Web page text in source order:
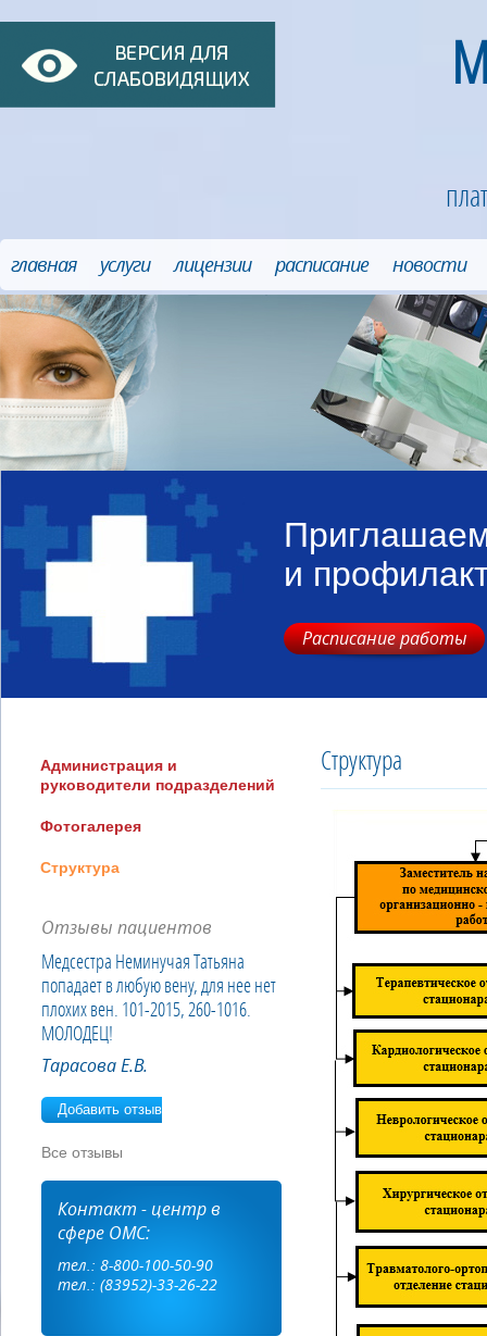
главная услуги лицензии расписание новости
и
Расписание работы
Администрация и
руководители подразделений
Фотогалерея
Структура
Отзывы пациентов
Медсестра Неминучая Татьяна
попадает в любую вену, для нее нет
плохих вен. 101-2015, 260-1016.
МОЛОДЕЦ!
Тарасова Е.В.
Добавить отзыв
Все отзывы
Контакт - центр в
сфере ОМС:
тел.: 8-800-100-50-90
тел.: (83952)-33-26-22
Структура